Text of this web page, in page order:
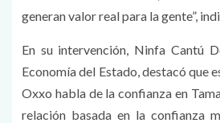
generan valor real para la gente”,
En su intervención, Ninfa Cantú
Economía del Estado, destacó que
Oxxo habla de la confianza en
relación basada en la confianza